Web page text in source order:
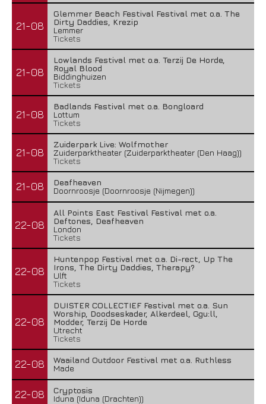
21-08
Glemmer Beach Festival Festival met o.a. The
Dirty Daddies, Krezip
Lemmer
Tickets
21-08
Lowlands Festival met o.a. Terzij De Horde,
Royal Blood
Biddinghuizen
Tickets
21-08
Badlands Festival met o.a. Bongloard
Lottum
Tickets
21-08
Zuiderpark Live: Wolfmother
Zuiderparktheater (Zuiderparktheater (Den Haag))
Tickets
21-08
Deafheaven
Doornroosje (Doornroosje (Nijmegen))
22-08
All Points East Festival Festival met o.a.
Deftones, Deafheaven
London
Tickets
22-08
Huntenpop Festival met o.a. Di-rect, Up The
Irons, The Dirty Daddies, Therapy?
Ulft
Tickets
22-08
DUISTER COLLECTIEF Festival met o.a. Sun
Worship, Doodseskader, Alkerdeel, Ggu:ll,
Modder, Terzij De Horde
Utrecht
Tickets
22-08
Waailand Outdoor Festival met o.a. Ruthless
Made
22-08
Cryptosis
Iduna (Iduna (Drachten))